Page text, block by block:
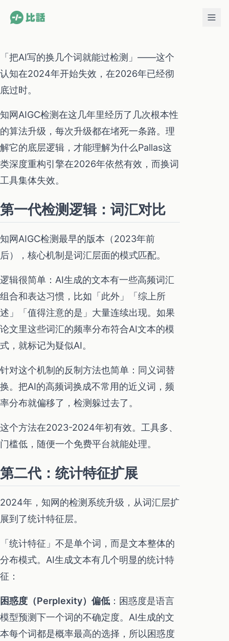
「把AI写的换几个词就能过检测」——这个
认知在2024年开始失效，在2026年已经彻
底过时。
知网AIGC检测在这几年里经历了几次根本性
的算法升级，每次升级都在堵死一条路。理
解它的底层逻辑，才能理解为什么Pallas这
类深度重构引擎在2026年依然有效，而换词
工具集体失效。
第一代检测逻辑：词汇对比
知网AIGC检测最早的版本（2023年前
后），核心机制是词汇层面的模式匹配。
逻辑很简单：AI生成的文本有一些高频词汇
组合和表达习惯，比如「此外」「综上所
述」「值得注意的是」大量连续出现。如果
论文里这些词汇的频率分布符合AI文本的模
式，就标记为疑似AI。
针对这个机制的反制方法也简单：同义词替
换。把AI的高频词换成不常用的近义词，频
率分布就偏移了，检测躲过去了。
这个方法在2023-2024年初有效。工具多、
门槛低，随便一个免费平台就能处理。
第二代：统计特征扩展
2024年，知网的检测系统升级，从词汇层扩
展到了统计特征层。
「统计特征」不是单个词，而是文本整体的
分布模式。AI生成文本有几个明显的统计特
征：
困惑度（Perplexity）偏低 ：困惑度是语言
模型预测下一个词的不确定度。AI生成的文
本每个词都是概率最高的选择，所以困惑度